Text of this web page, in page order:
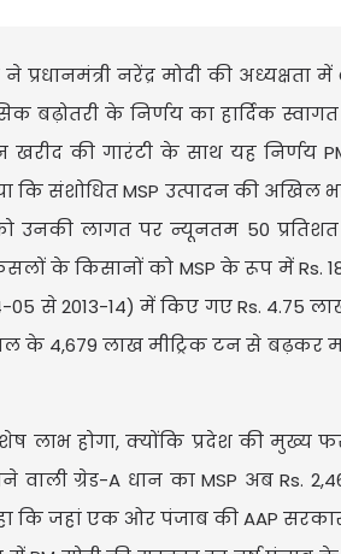
प्रधानमंत्री नरेंद्र मोदी की अध्यक्षता
के निर्णय का हार्दिक स्वागत
की गारंटी के साथ यह निर्णय
कि संशोधित MSP उत्पादन की
लागत पर न्यूनतम 50 प्रतिशत
के किसानों को MSP के रूप में Rs.
से 2013-14) में किए गए Rs. 4.75
के 4,679 लाख मीट्रिक टन से बढ़कर
लाभ होगा, क्योंकि प्रदेश की
ग्रेड-A धान का MSP अब Rs.
कहा कि जहां एक ओर पंजाब की AAP